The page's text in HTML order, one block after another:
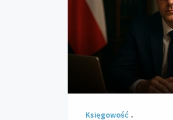
Księgowość